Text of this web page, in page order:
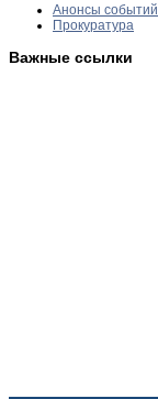
Анонсы событий
Прокуратура
Важные ссылки